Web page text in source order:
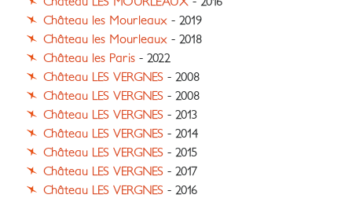
Château les Mourleaux - 2019
Château les Mourleaux - 2018
Château les Paris - 2022
Château LES VERGNES - 2008
Château LES VERGNES - 2008
Château LES VERGNES - 2013
Château LES VERGNES - 2014
Château LES VERGNES - 2015
Château LES VERGNES - 2017
Château LES VERGNES - 2016